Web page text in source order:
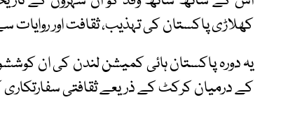
کھلاڑی پاکستان کی تہذیب، ثقافت اور روایات
یہ دورہ پاکستان ہائی کمیشن لندن کی ان
کے درمیان کرکٹ کے ذریعے ثقافتی سفارتکاری